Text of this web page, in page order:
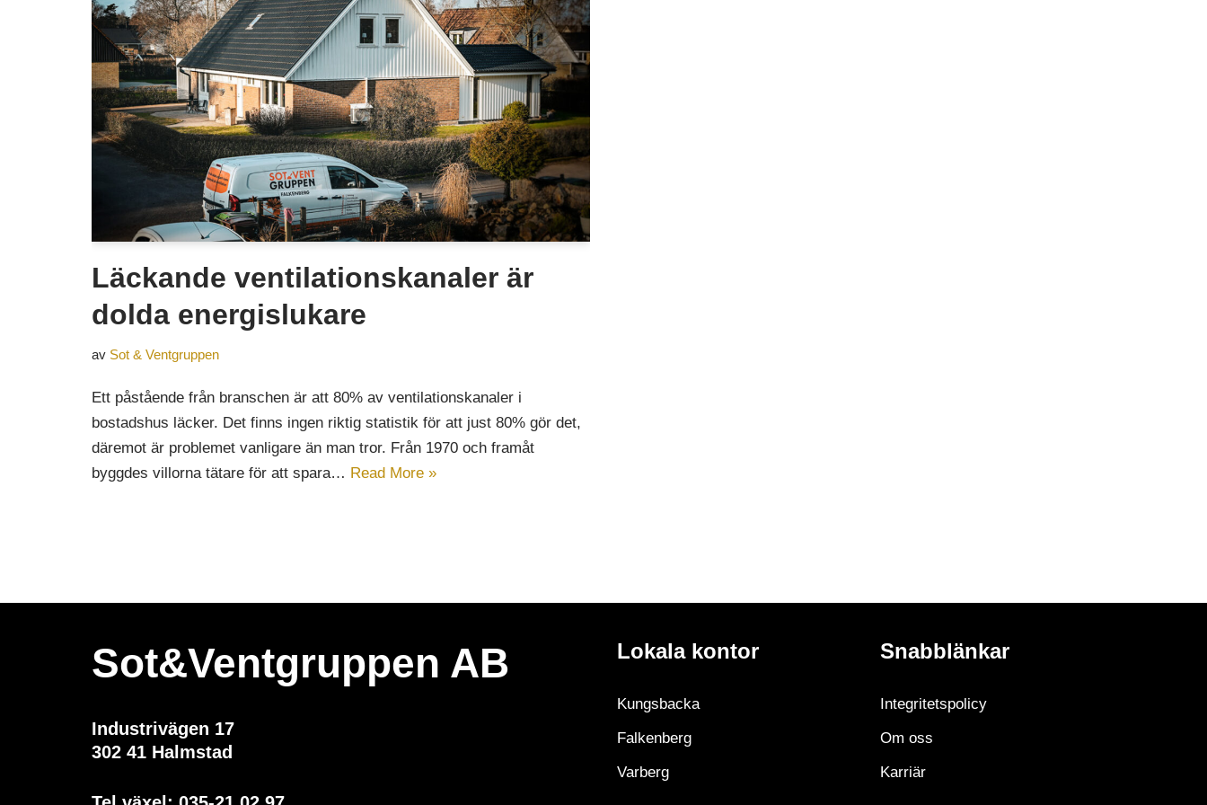
Läckande ventilationskanaler är
dolda energislukare
av Sot & Ventgruppen
Ett påstående från branschen är att 80% av ventilationskanaler i
bostadshus läcker. Det finns ingen riktig statistik för att just 80% gör det,
däremot är problemet vanligare än man tror. Från 1970 och framåt
byggdes villorna tätare för att spara… Read More »
Sot&Ventgruppen AB
Industrivägen 17
302 41 Halmstad
Lokala kontor
Kungsbacka
Falkenberg
Varberg
Snabblänkar
Integritetspolicy
Om oss
Karriär